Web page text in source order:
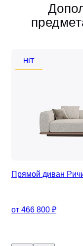
HIT
Прямой диван
от 466 800 ₽